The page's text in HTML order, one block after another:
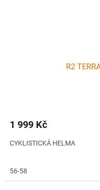
R2
1 999 Kč
CYKLISTICKÁ HELMA
56-58